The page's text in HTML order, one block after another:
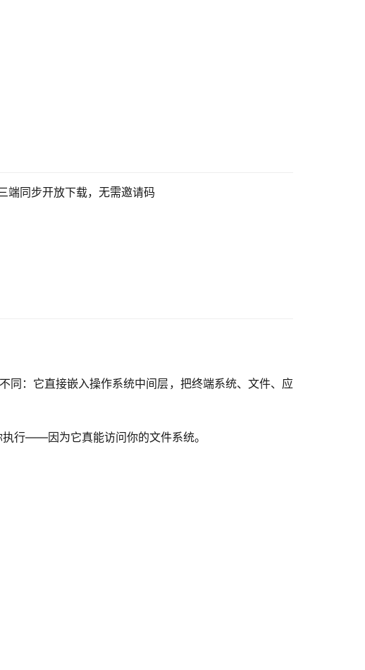
端同步开放下载，无需邀请码
：它直接嵌入操作系统中间层，把终端系统、文件、应
执行——因为它真能访问你的文件系统。